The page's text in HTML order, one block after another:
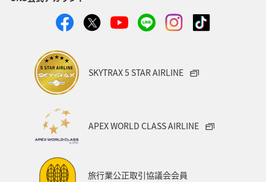
SKYTRAX 5 STAR AIRLINE
APEX WORLD CLASS AIRLINE
旅行業公正取引協議会会員